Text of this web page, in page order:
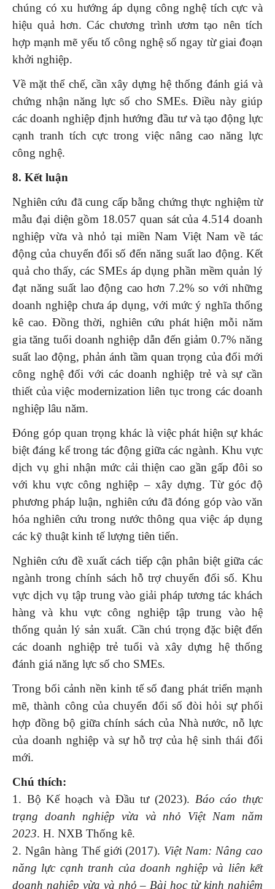
chúng có xu hướng áp dụng công nghệ tích cực và
hiệu quả hơn. Các chương trình ươm tạo nên tích
hợp mạnh mẽ yếu tố công nghệ số ngay từ giai đoạn
khởi nghiệp.
Về mặt thể chế, cần xây dựng hệ thống đánh giá và
chứng nhận năng lực số cho SMEs. Điều này giúp
các doanh nghiệp định hướng đầu tư và tạo động lực
cạnh tranh tích cực trong việc nâng cao năng lực
công nghệ.
8. Kết luận
Nghiên cứu đã cung cấp bằng chứng thực nghiệm từ
mẫu đại diện gồm 18.057 quan sát của 4.514 doanh
nghiệp vừa và nhỏ tại miền Nam Việt Nam về tác
động của chuyển đổi số đến năng suất lao động. Kết
quả cho thấy, các SMEs áp dụng phần mềm quản lý
đạt năng suất lao động cao hơn 7.2% so với những
doanh nghiệp chưa áp dụng, với mức ý nghĩa thống
kê cao. Đồng thời, nghiên cứu phát hiện mỗi năm
gia tăng tuổi doanh nghiệp dẫn đến giảm 0.7% năng
suất lao động, phản ánh tầm quan trọng của đổi mới
công nghệ đối với các doanh nghiệp trẻ và sự cần
thiết của việc modernization liên tục trong các doanh
nghiệp lâu năm.
Đóng góp quan trọng khác là việc phát hiện sự khác
biệt đáng kể trong tác động giữa các ngành. Khu vực
dịch vụ ghi nhận mức cải thiện cao gần gấp đôi so
với khu vực công nghiệp – xây dựng. Từ góc độ
phương pháp luận, nghiên cứu đã đóng góp vào văn
hóa nghiên cứu trong nước thông qua việc áp dụng
các kỹ thuật kinh tế lượng tiên tiến.
Nghiên cứu đề xuất cách tiếp cận phân biệt giữa các
ngành trong chính sách hỗ trợ chuyển đổi số. Khu
vực dịch vụ tập trung vào giải pháp tương tác khách
hàng và khu vực công nghiệp tập trung vào hệ
thống quản lý sản xuất. Cần chú trọng đặc biệt đến
các doanh nghiệp trẻ tuổi và xây dựng hệ thống
đánh giá năng lực số cho SMEs.
Trong bối cảnh nền kinh tế số đang phát triển mạnh
mẽ, thành công của chuyển đổi số đòi hỏi sự phối
hợp đồng bộ giữa chính sách của Nhà nước, nỗ lực
của doanh nghiệp và sự hỗ trợ của hệ sinh thái đổi
mới.
Chú thích:
1. Bộ Kế hoạch và Đầu tư (2023). Báo cáo thực
trạng doanh nghiệp vừa và nhỏ Việt Nam năm
2023. H. NXB Thống kê.
2. Ngân hàng Thế giới (2017). Việt Nam: Nâng cao
năng lực cạnh tranh của doanh nghiệp và liên kết
doanh nghiệp vừa và nhỏ – Bài học từ kinh nghiệm